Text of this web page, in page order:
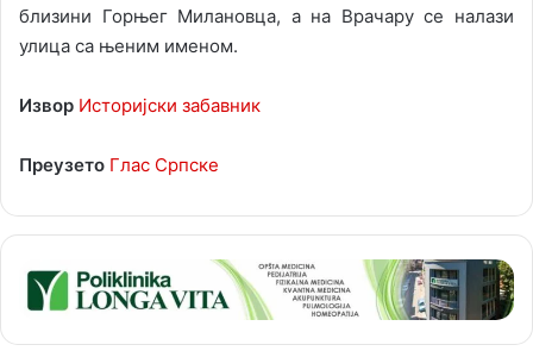
близини Горњег Милановца, а на Врачару се налази
улица са њеним именом.
Извор Историјски забавник
Преузето Глас Српске